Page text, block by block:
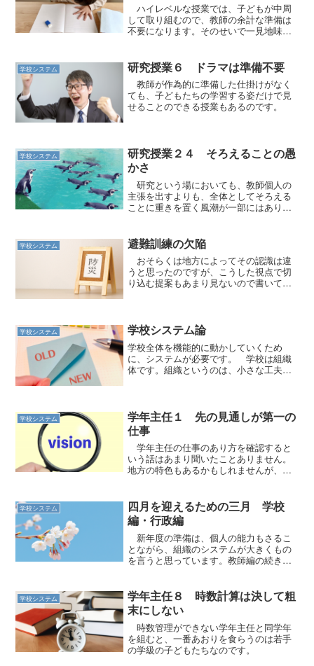
ハイレベルな授業では、子どもが中周
して取り組むので、教師の余計な準備は
不要になります。そのせいで一見地味に
学校システム 研究授業６ ドラマは準備不要
教師が作為的に準備した仕掛けがなく
ても、子どもたちの学習する姿だけで見
せることのできる授業もあるのです。
学校システム
研究授業２４ そろえることの愚
かさ
研究という場においても、教師個人の
主張を出すよりも、全体としてそろえる
ことに重きを置く風潮が一部にはありま
学校システム 避難訓練の欠陥
おそらくは地方によってその認識は違
うと思ったのですが、こうした視点で切
り込む提案もあまり見ないので書いてみ
学校システム 学校システム論
学校全体を機能的に動かしていくため
に、システムが必要です。 学校は組織
体です。組織というのは、小さな工夫で
ります。 組織全体をどのよう...
学校システム
学年主任１ 先の見通しが第一の
仕事
学年主任の仕事のあり方を確認すると
いう話はあまり聞いたことありません。
地方の特色もあるかもしれませんが、一
学校システム
四月を迎えるための三月 学校
編・行政編
新年度の準備は、個人の能力もさるこ
とながら、組織のシステムが大きくもの
を言うと思っています。教師編の続きで
学校システム
学年主任８ 時数計算は決して粗
末にしない
時数管理ができない学年主任と同学年
を組むと、一番あおりを食らうのは若手
の学級の子どもたちなのです。